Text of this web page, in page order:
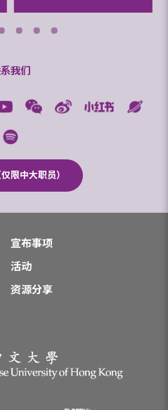
我们
限中大职员）
宣布事项
活动
资源分享